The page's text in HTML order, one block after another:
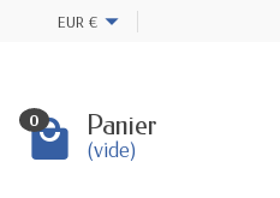
EUR €
0 Panier
(vide)